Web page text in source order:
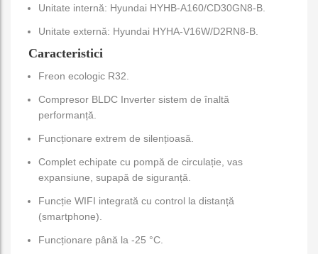
Unitate internă: Hyundai HYHB-A160/CD30GN8-B.
Unitate externă: Hyundai HYHA-V16W/D2RN8-B.
Caracteristici
Freon ecologic R32.
Compresor BLDC Inverter sistem de înaltă
performanță.
Funcționare extrem de silențioasă.
Complet echipate cu pompă de circulație, vas
expansiune, supapă de siguranță.
Funcție WIFI integrată cu control la distanță
(smartphone).
Funcționare până la -25 °C.